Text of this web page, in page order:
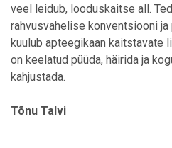
veel leidub, looduskaitse all.
rahvusvahelise konventsiooni
kuulub apteegikaan kaitstavate
on keelatud püüda, häirida ja
kahjustada.
Tõnu Talvi